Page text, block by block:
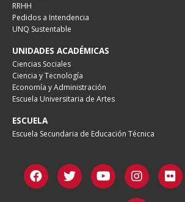
RRHH
Pedidos a Intendencia
UNQ Sustentable
UNIDADES ACADÉMICAS
Ciencias Sociales
Ciencia y Tecnología
Economía y Administración
Escuela Universitaria de Artes
ESCUELA
Escuela Secundaria de Educación Técnica